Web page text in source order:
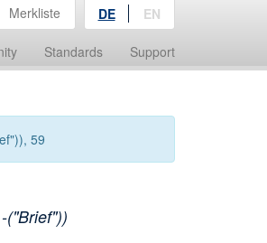
Standards Support
Merkliste DE EN
59
("Brief"))